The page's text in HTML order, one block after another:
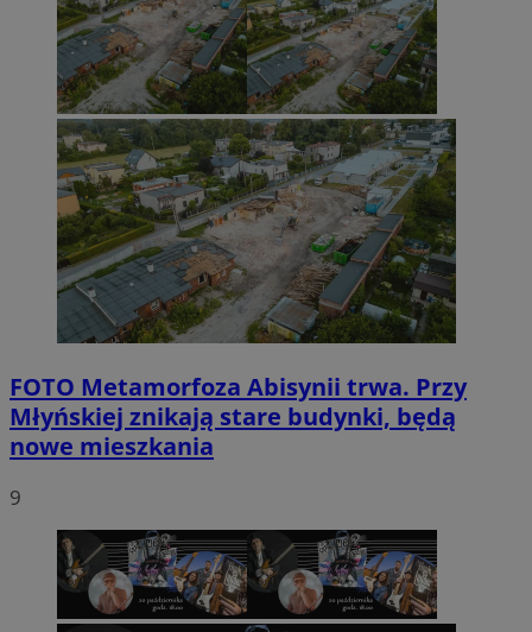
FOTO Metamorfoza Abisynii trwa. Przy
Młyńskiej znikają stare budynki, będą
nowe mieszkania
9